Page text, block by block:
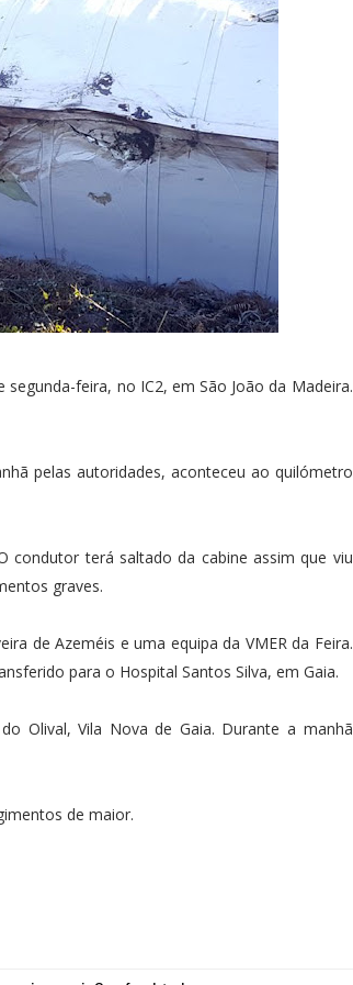
feira, no IC2, em São João da Madeira.
pelas autoridades, aconteceu ao quilómetro
condutor terá saltado da cabine assim que viu
graves.
de Azeméis e uma equipa da VMER da Feira.
para o Hospital Santos Silva, em Gaia.
Olival, Vila Nova de Gaia. Durante a manhã
de maior.